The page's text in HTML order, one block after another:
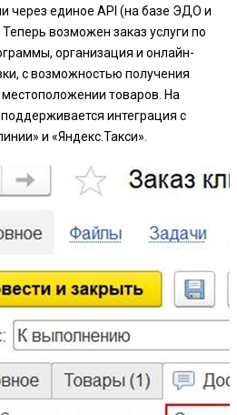
через единое API (на базе ЭДО и
возможен заказ услуги по
организация и онлайн-
с возможностью получения
товаров. На
интеграция с
и «Яндекс.Такси».